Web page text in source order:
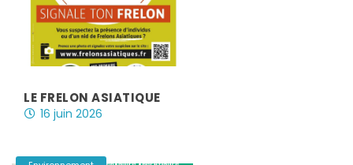
LE FRELON ASIATIQUE
16 juin 2026